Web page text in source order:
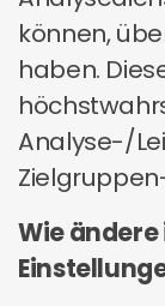
Möglichkeit
Opt Out/
policy.html
können,
haben.
Analyse-/
Wie